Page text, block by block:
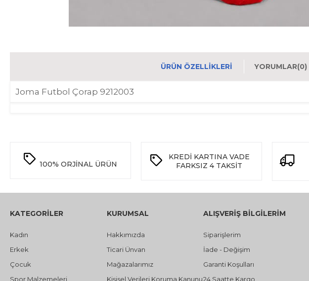
ÜRÜN ÖZELLIKLERI YORUMLAR(0)
Joma Futbol Çorap 9212003
100% ORJİNAL ÜRÜN
KREDİ KARTINA VADE
FARKSIZ 4 TAKSİT
KATEGORİLER
Kadın
Erkek
Çocuk
Spor Malzemeleri
KURUMSAL
Hakkımızda
Ticari Ünvan
Mağazalarımız
Kişisel Verileri Koruma Kanunu
ALIŞVERİŞ BİLGİLERİM
Siparişlerim
İade - Değişim
Garanti Koşulları
24 Saatte Kargo